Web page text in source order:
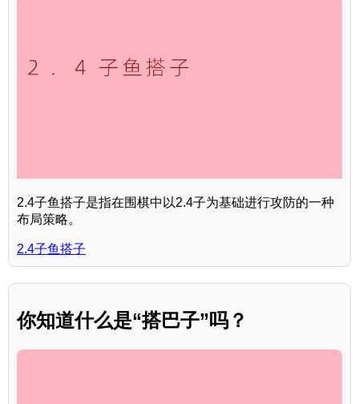
2.4子鱼搭子是指在围棋中以2.4子为基础进行攻防的一种
布局策略。
2.4子鱼搭子
你知道什么是“搭巴子”吗？